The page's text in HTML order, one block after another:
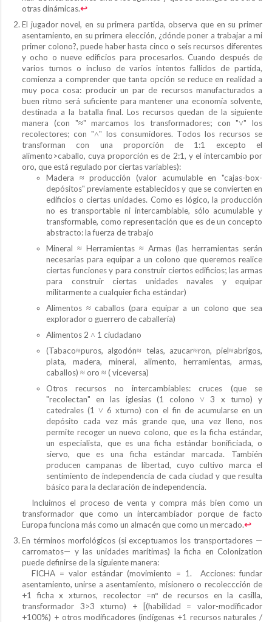
otras dinámicas.↩︎
El jugador novel, en su primera partida, observa que en su primer
asentamiento, en su primera elección, ¿dónde poner a trabajar a mi
primer colono?, puede haber hasta cinco o seis recursos diferentes
y ocho o nueve edificios para procesarlos. Cuando después de
varios turnos o incluso de varios intentos fallidos de partida,
comienza a comprender que tanta opción se reduce en realidad a
muy poca cosa: producir un par de recursos manufacturados a
buen ritmo será suficiente para mantener una economía solvente,
destinada a la batalla final. Los recursos quedan de la siguiente
manera (con "≈" marcamos los transformadores; con "˅" los
recolectores; con "˄" los consumidores. Todos los recursos se
transforman con una proporción de 1:1 excepto el
alimento>caballo, cuya proporción es de 2:1, y el intercambio por
oro, que está regulado por ciertas variables):
Madera ≈ producción (valor acumulable en "cajas-box-
depósitos" previamente establecidos y que se convierten en
edificios o ciertas unidades. Como es lógico, la producción
no es transportable ni intercambiable, sólo acumulable y
transformable, como representación que es de un concepto
abstracto: la fuerza de trabajo
Mineral ≈ Herramientas ≈ Armas (las herramientas serán
necesarias para equipar a un colono que queremos realice
ciertas funciones y para construir ciertos edificios; las armas
para construir ciertas unidades navales y equipar
militarmente a cualquier ficha estándar)
Alimentos ≈ caballos (para equipar a un colono que sea
explorador o guerrero de caballería)
Alimentos 2 ˄ 1 ciudadano
(Tabaco≈puros, algodón≈ telas, azucar≈ron, piel≈abrigos,
plata, madera, mineral, alimento, herramientas, armas,
caballos) ≈ oro ≈ ( viceversa)
Otros recursos no intercambiables: cruces (que se
"recolectan" en las iglesias (1 colono ˅ 3 x turno) y
catedrales (1 ˅ 6 xturno) con el fin de acumularse en un
depósito cada vez más grande que, una vez lleno, nos
permite recoger un nuevo colono, que es la ficha estándar,
un especialista, que es una ficha estándar bonificiada, o
siervo, que es una ficha estándar marcada. También
producen campanas de libertad, cuyo cultivo marca el
sentimiento de independencia de cada ciudad y que resulta
básico para la declaración de independencia.
Incluimos el proceso de venta y compra más bien como un
transformador que como un intercambiador porque de facto
Europa funciona más como un almacén que como un mercado.↩︎
En términos morfológicos (si exceptuamos los transportadores —
carromatos— y las unidades marítimas) la ficha en Colonization
puede definirse de la siguiente manera:
FICHA = valor estándar (movimiento = 1. Acciones: fundar
asentamiento, unirse a asentamiento, misionero o recoleccción de
+1 ficha x xturnos, recolector =nº de recursos en la casilla,
transformador 3>3 xturno) + [(habilidad = valor-modificador
+100%) + otros modificadores (indígenas +1 recursos naturales /